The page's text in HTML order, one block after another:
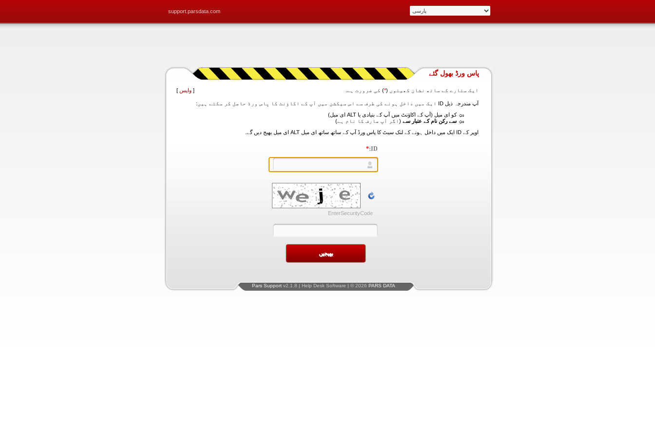
support.parsdata.com
پاس ورڈ بھول گئے
ایک ستارے کے ساتھ نشان کھیتوں (*) کی ضرورت ہے. [ واپس ]
آپ مندرجہ ذیل ID ایک میں داخل ہونے کی طرف سے اس سیکشن میں آپ کے اکاؤنٹ کا پاس ورڈ حاصل کر سکتے ہیں:
کو ای میل (آپ کے اکاؤنٹ میں آپ کے بنیادی یا ALT ای میل)
سے رکن نام کے عتبار سے (اگر آپ صارف کا نام ہے)
اوپر کے ID ایک میں داخل ہونے کے لنک سیٹ کا پاس ورڈ آپ کے ساتھ ساتھ ای میل ALT ای میل بھیج دیں گے.
ID:
*
EnterSecurityCode
Pars Support v2.1.8 | Help Desk Software | © 2026 PARS DATA